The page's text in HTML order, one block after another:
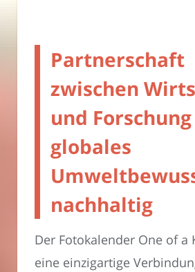
Partnerschaft
zwischen
und
globales
nachhaltig
Der Fotokalender One of a
eine einzigartige